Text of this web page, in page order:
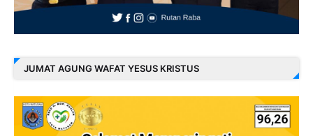
JUMAT AGUNG WAFAT YESUS KRISTUS